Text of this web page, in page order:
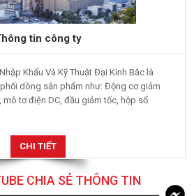
tin công ty
Khẩu Và Kỹ Thuật Đại Kinh Bắc là
dòng sản phẩm như: Động cơ giảm
tơ điện DC, đầu giảm tốc, hộp số
CHI TIẾT